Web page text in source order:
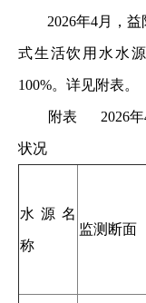
2026年4月，益
式生活饮用水水
100%。详见附表。
附表 2026年4
状况
水源名
称
监测断面